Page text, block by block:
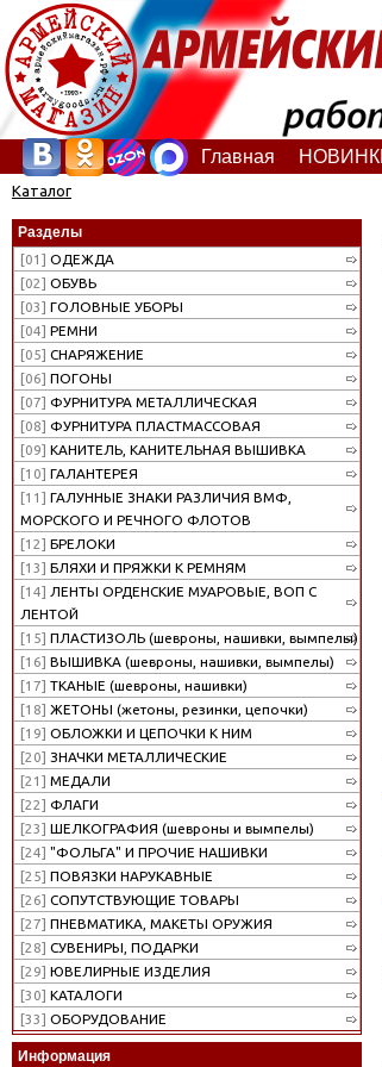
Главная
Каталог
Разделы
[01] ОДЕЖДА
[02] ОБУВЬ
[03] ГОЛОВНЫЕ УБОРЫ
[04] РЕМНИ
[05] СНАРЯЖЕНИЕ
[06] ПОГОНЫ
[07] ФУРНИТУРА МЕТАЛЛИЧЕСКАЯ
[08] ФУРНИТУРА ПЛАСТМАССОВАЯ
[09] КАНИТЕЛЬ, КАНИТЕЛЬНАЯ ВЫШИВКА
[10] ГАЛАНТЕРЕЯ
[11] ГАЛУННЫЕ ЗНАКИ РАЗЛИЧИЯ ВМФ,
МОРСКОГО И РЕЧНОГО ФЛОТОВ
[12] БРЕЛОКИ
[13] БЛЯХИ И ПРЯЖКИ К РЕМНЯМ
[14] ЛЕНТЫ ОРДЕНСКИЕ МУАРОВЫЕ, ВОП С
ЛЕНТОЙ
[15] ПЛАСТИЗОЛЬ (шевроны, нашивки, вымпелы)
[16] ВЫШИВКА (шевроны, нашивки, вымпелы)
[17] ТКАНЫЕ (шевроны, нашивки)
[18] ЖЕТОНЫ (жетоны, резинки, цепочки)
[19] ОБЛОЖКИ И ЦЕПОЧКИ К НИМ
[20] ЗНАЧКИ МЕТАЛЛИЧЕСКИЕ
[21] МЕДАЛИ
[22] ФЛАГИ
[23] ШЕЛКОГРАФИЯ (шевроны и вымпелы)
[24] "ФОЛЬГА" И ПРОЧИЕ НАШИВКИ
[25] ПОВЯЗКИ НАРУКАВНЫЕ
[26] СОПУТСТВУЮЩИЕ ТОВАРЫ
[27] ПНЕВМАТИКА, МАКЕТЫ ОРУЖИЯ
[28] СУВЕНИРЫ, ПОДАРКИ
[29] ЮВЕЛИРНЫЕ ИЗДЕЛИЯ
[30] КАТАЛОГИ
[33] ОБОРУДОВАНИЕ
Информация